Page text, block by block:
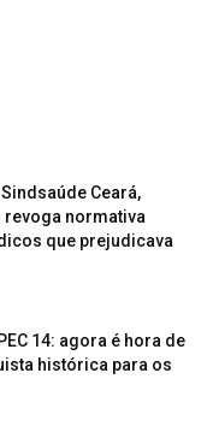
Ceará,
revoga normativa
que prejudicava
14: agora é hora de
histórica para os